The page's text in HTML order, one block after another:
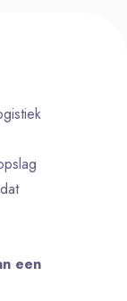
een